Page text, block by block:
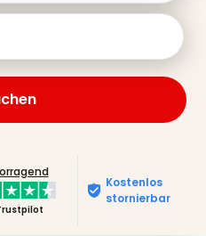
Kostenlos
stornierbar